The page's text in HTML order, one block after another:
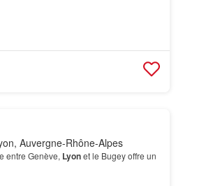
Auvergne-Rhône-Alpes
entre Genève, Lyonet le Bugey offre un